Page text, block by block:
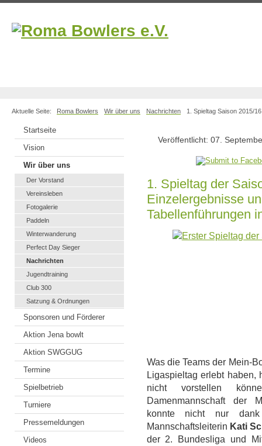
Aktuelle Seite: Roma Bowlers Wir über uns Nachrichten 1. Spieltag Saison 2015/
Startseite
Vision
Wir über uns
Der Vorstand
Vereinsleben
Fotogalerie
Paddeln
Winterwanderung
Perfect Day Sieger
Nachrichten
Jugendtraining
Club 300
Satzung & Ordnungen
Sponsoren und Förderer
Aktion Jena bowlt
Aktion SWGGUG
Termine
Spielbetrieb
Turniere
Pressemeldungen
Videos
Veröffentlicht: 07.
1. Spieltag der
Einzelergebnisse
Tabellenführungen
Was die Teams der Mein-
Ligaspieltag erlebt haben,
nicht vorstellen
Damenmannschaft der
konnte nicht nur
Mannschaftsleiterin Kati
der 2. Bundesliga und